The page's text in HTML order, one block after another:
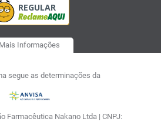
Mais Informações
segue as determinações da
Farmacêutica Nakano Ltda | CNPJ: